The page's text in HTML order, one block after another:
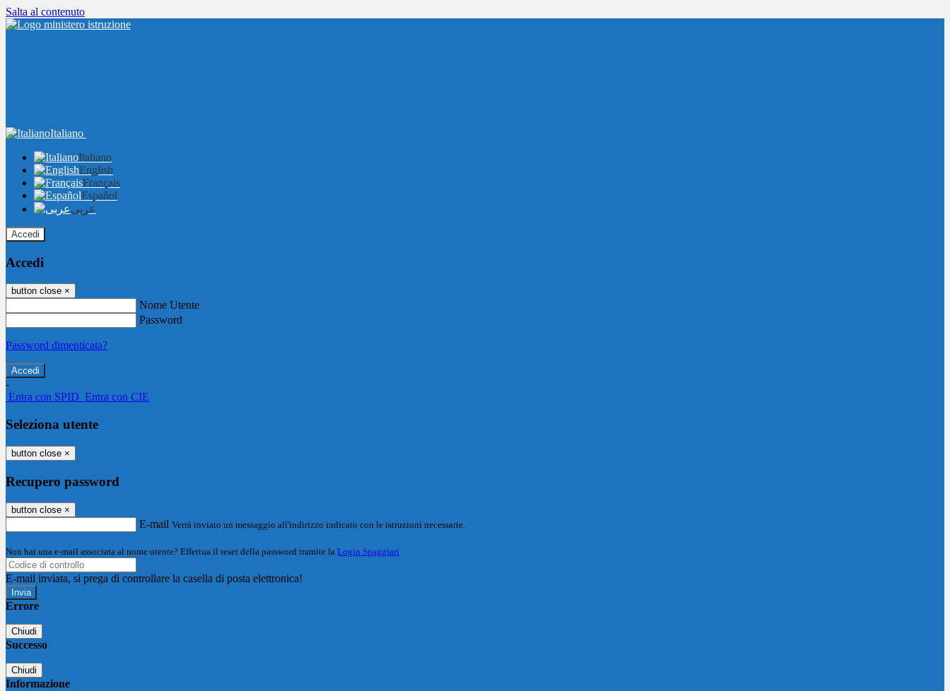
Salta al contenuto
Italiano
Italiano
English
Français
Español
عربى
Accedi
Accedi
button close ×
Nome Utente
Password
Password dimenticata?
-
Entra con SPID Entra con CIE
Seleziona utente
button close ×
Recupero password
button close ×
E-mail Verrà inviato un messaggio all'indirizzo indicato con le istruzioni necessarie.
Non hai una e-mail associata al nome utente? Effettua il reset della password tramite la Login Spaggiari
E-mail inviata, si prega di controllare la casella di posta elettronica!
Errore
Chiudi
Successo
Chiudi
Informazione